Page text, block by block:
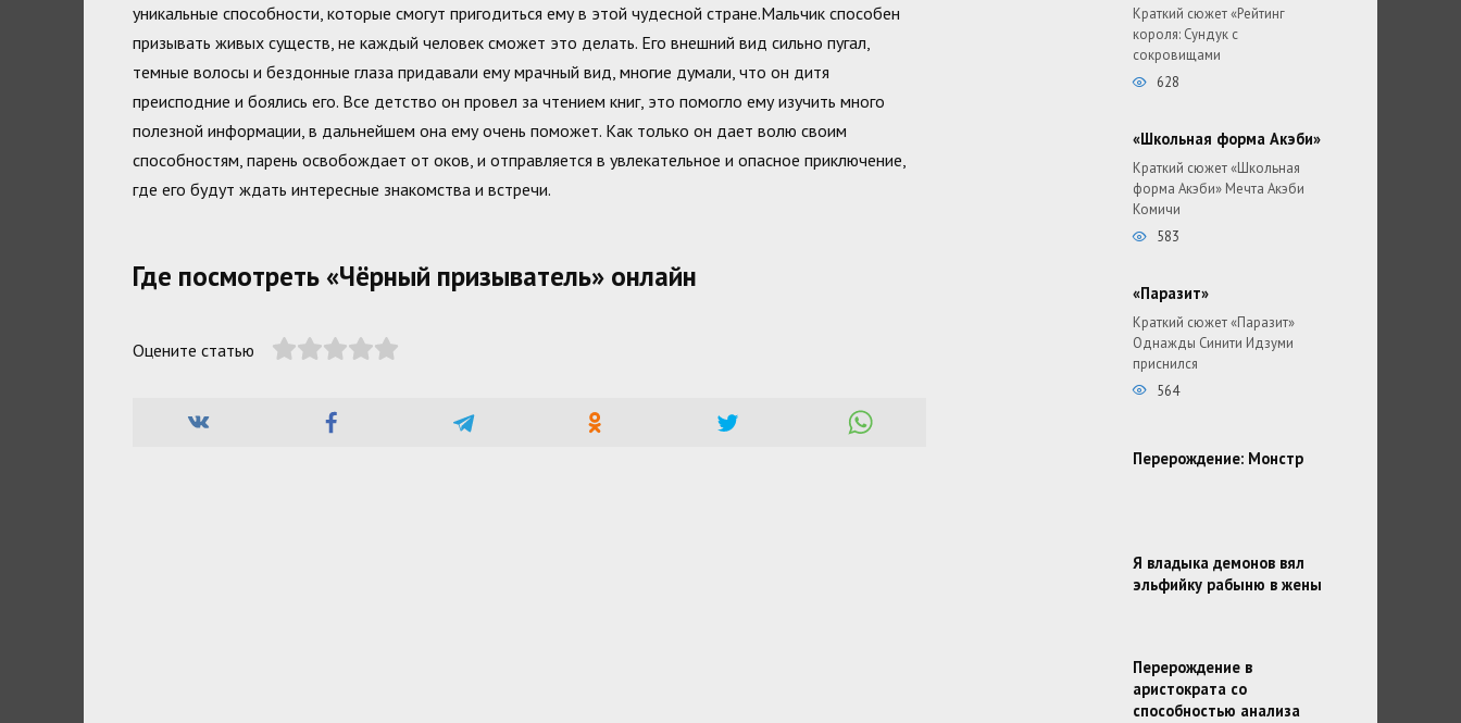
уникальные способности, которые смогут пригодиться ему в этой чудесной стране.Мальчик способен
призывать живых существ, не каждый человек сможет это делать. Его внешний вид сильно пугал,
темные волосы и бездонные глаза придавали ему мрачный вид, многие думали, что он дитя
преисподние и боялись его. Все детство он провел за чтением книг, это помогло ему изучить много
полезной информации, в дальнейшем она ему очень поможет. Как только он дает волю своим
способностям, парень освобождает от оков, и отправляется в увлекательное и опасное приключение,
где его будут ждать интересные знакомства и встречи.
Где посмотреть «Чёрный призыватель» онлайн
Оцените статью
Краткий сюжет «Рейтинг
короля: Сундук с
сокровищами
628
«Школьная форма Акэби»
Краткий сюжет «Школьная
форма Акэби» Мечта Акэби
Комичи
583
«Паразит»
Краткий сюжет «Паразит»
Однажды Синити Идзуми
приснился
564
Перерождение: Монстр
Я владыка демонов вял
эльфийку рабыню в жены
Перерождение в
аристократа со
способностью анализа